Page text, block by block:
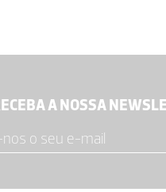
A NOSSA